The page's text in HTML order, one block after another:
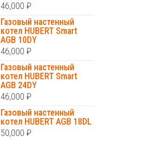
46,000 ₽
Газовый настенный
котел HUBERT Smart
AGB 10DY
46,000 ₽
Газовый настенный
котел HUBERT Smart
AGB 24DY
46,000 ₽
Газовый настенный
котел HUBERT AGB 18DL
50,000 ₽